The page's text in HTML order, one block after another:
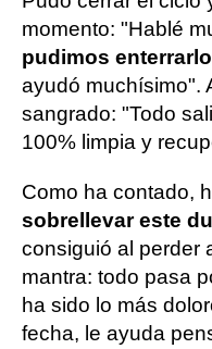
momento: "Hablé
pudimos
ayudó muchísimo".
sangrado: "Todo
100% limpia y
Como ha contado,
sobrellevar este
consiguió al perder
mantra: todo pasa
ha sido lo más
fecha, le ayuda